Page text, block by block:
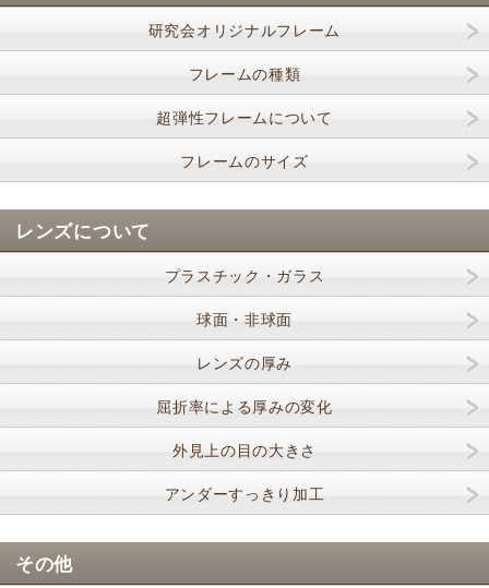
研究会オリジナルフレーム
フレームの種類
超弾性フレームについて
フレームのサイズ
レンズについて
プラスチック・ガラス
球面・非球面
レンズの厚み
屈折率による厚みの変化
外見上の目の大きさ
アンダーすっきり加工
その他